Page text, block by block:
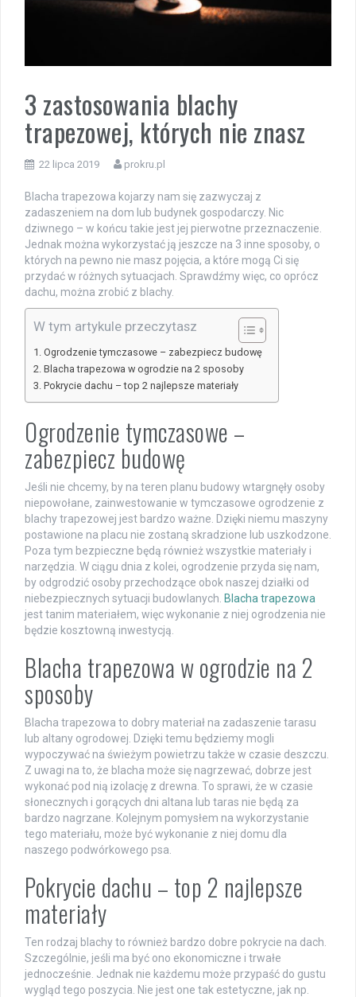
3 zastosowania blachy
trapezowej, których nie znasz
22 lipca 2019 prokru.pl
Blacha trapezowa kojarzy nam się zazwyczaj z
zadaszeniem na dom lub budynek gospodarczy. Nic
dziwnego – w końcu takie jest jej pierwotne przeznaczenie.
Jednak można wykorzystać ją jeszcze na 3 inne sposoby, o
których na pewno nie masz pojęcia, a które mogą Ci się
przydać w różnych sytuacjach. Sprawdźmy więc, co oprócz
dachu, można zrobić z blachy.
W tym artykule przeczytasz
Ogrodzenie tymczasowe – zabezpiecz budowę
Blacha trapezowa w ogrodzie na 2 sposoby
Pokrycie dachu – top 2 najlepsze materiały
Ogrodzenie tymczasowe –
zabezpiecz budowę
Jeśli nie chcemy, by na teren planu budowy wtargnęły osoby
niepowołane, zainwestowanie w tymczasowe ogrodzenie z
blachy trapezowej jest bardzo ważne. Dzięki niemu maszyny
postawione na placu nie zostaną skradzione lub uszkodzone.
Poza tym bezpieczne będą również wszystkie materiały i
narzędzia. W ciągu dnia z kolei, ogrodzenie przyda się nam,
by odgrodzić osoby przechodzące obok naszej działki od
niebezpiecznych sytuacji budowlanych. Blacha trapezowa
jest tanim materiałem, więc wykonanie z niej ogrodzenia nie
będzie kosztowną inwestycją.
Blacha trapezowa w ogrodzie na 2
sposoby
Blacha trapezowa to dobry materiał na zadaszenie tarasu
lub altany ogrodowej. Dzięki temu będziemy mogli
wypoczywać na świeżym powietrzu także w czasie deszczu.
Z uwagi na to, że blacha może się nagrzewać, dobrze jest
wykonać pod nią izolację z drewna. To sprawi, że w czasie
słonecznych i gorących dni altana lub taras nie będą za
bardzo nagrzane. Kolejnym pomysłem na wykorzystanie
tego materiału, może być wykonanie z niej domu dla
naszego podwórkowego psa.
Pokrycie dachu – top 2 najlepsze
materiały
Ten rodzaj blachy to również bardzo dobre pokrycie na dach.
Szczególnie, jeśli ma być ono ekonomiczne i trwałe
jednocześnie. Jednak nie każdemu może przypaść do gustu
wygląd tego poszycia. Nie jest one tak estetyczne, jak np.